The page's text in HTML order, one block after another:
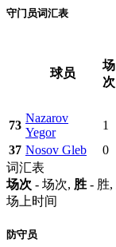
守门员词汇表
球员
场
次
73
Nazarov
Yegor
1
37 Nosov Gleb 0
词汇表
场次 - 场次, 胜 - 胜,
场上时间
防守员